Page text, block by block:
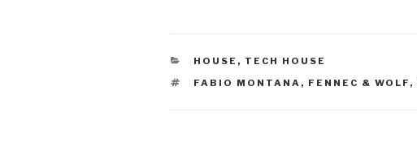
KATEGORIEN
HOUSE , TECH HOUSE
SCHLAGWÖRTER
FABIO MONTANA , FENNEC & WOLF ,